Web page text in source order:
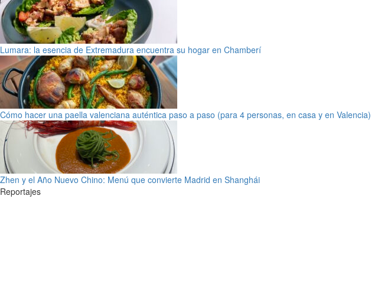
Lumara: la esencia de Extremadura encuentra su hogar en Chamberí
Cómo hacer una paella valenciana auténtica paso a paso (para 4 personas, en casa y en Valencia)
Zhen y el Año Nuevo Chino: Menú que convierte Madrid en Shanghái
Reportajes